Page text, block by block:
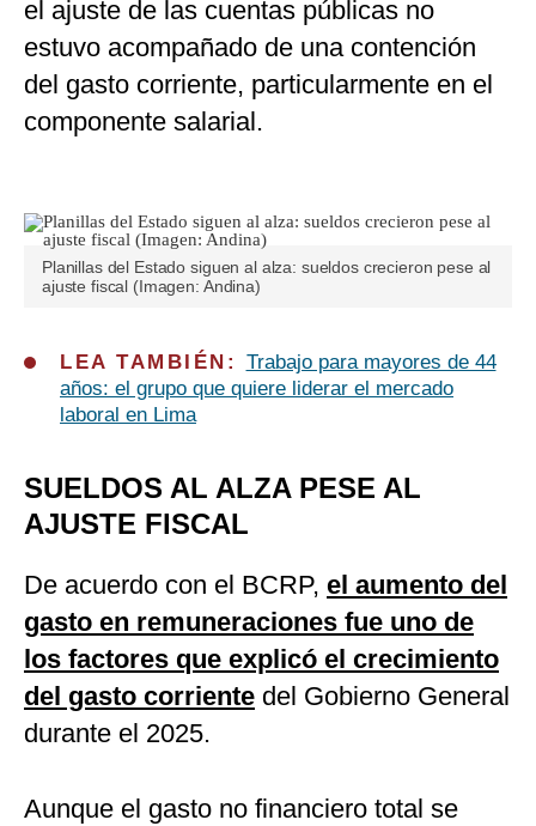
el ajuste de las cuentas públicas no
estuvo acompañado de una contención
del gasto corriente, particularmente en el
componente salarial.
Planillas del Estado siguen al alza: sueldos crecieron pese al
ajuste fiscal (Imagen: Andina)
LEA TAMBIÉN: Trabajo para mayores de 44
años: el grupo que quiere liderar el mercado
laboral en Lima
SUELDOS AL ALZA PESE AL
AJUSTE FISCAL
De acuerdo con el BCRP, el aumento del
gasto en remuneraciones fue uno de
los factores que explicó el crecimiento
del gasto corriente del Gobierno General
durante el 2025.
Aunque el gasto no financiero total se